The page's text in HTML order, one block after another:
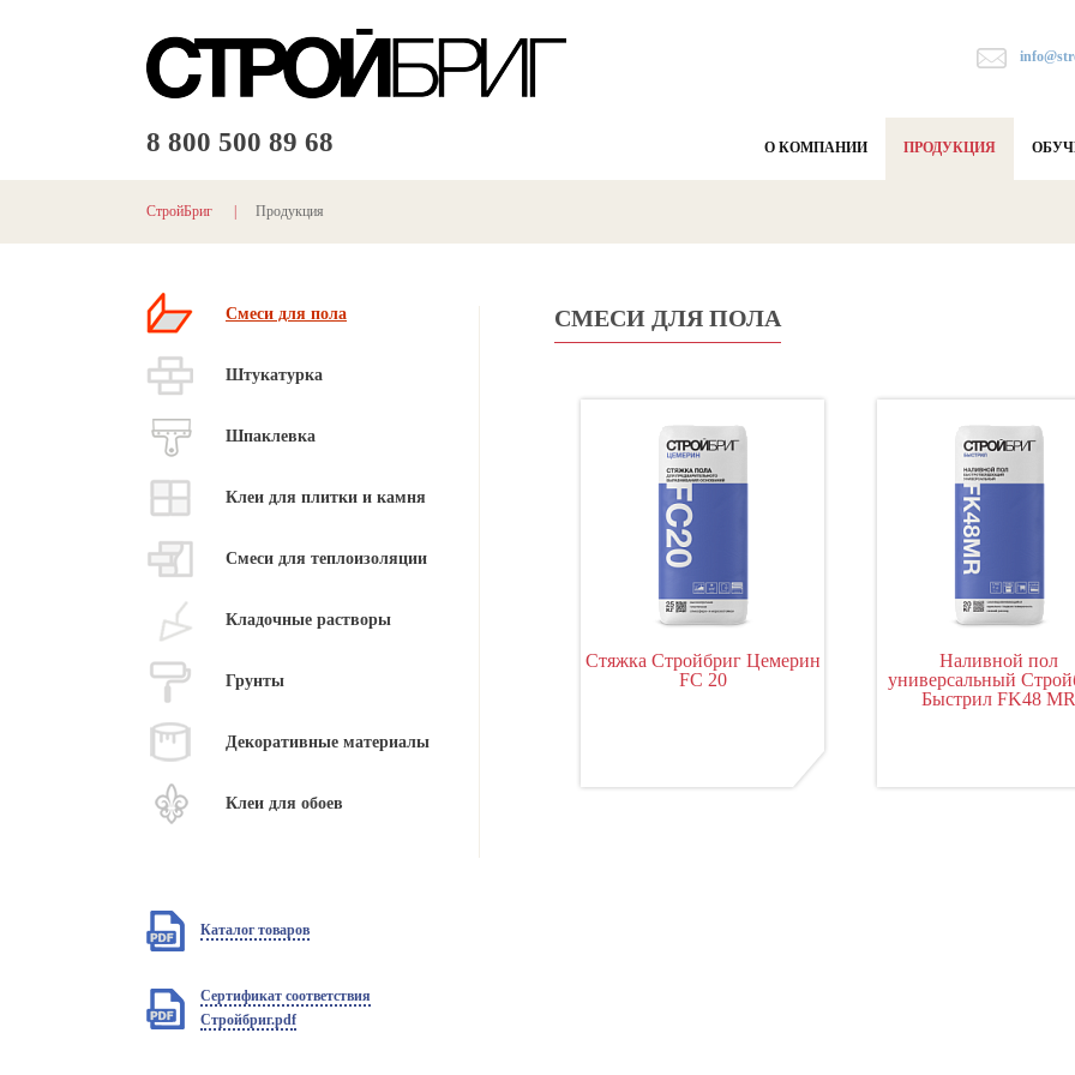
8 800 500 89 68 О КОМПАНИИ ПРОДУКЦИЯ
СтройБриг Продукция
Смеси для пола
Штукатурка
Шпаклевка
Клеи для плитки и камня
Смеси для теплоизоляции
Кладочные растворы
Грунты
Декоративные материалы
Клеи для обоев
Каталог товаров
Сертификат соответствия
Стройбриг.pdf
СМЕСИ ДЛЯ ПОЛА
Стяжка Стройбриг Цемерин
FC 20
Наливной пол
универсальный
Быстрил FK48 MR